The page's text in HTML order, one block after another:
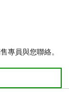
專員與您聯絡。